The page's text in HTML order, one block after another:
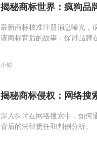
揭秘商标世界：疯狗品
最新商标核准注册消息曝光，
该商标背后的故事，探讨品牌
小鲸
揭秘商标侵权：网络搜
深入探讨在网络搜索中，如何
背后的法律责任和判例分析。